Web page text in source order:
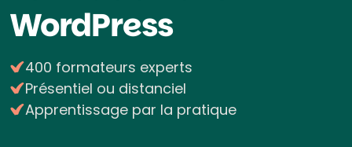
WordPress
400 formateurs experts
Présentiel ou distanciel
Apprentissage par la pratique